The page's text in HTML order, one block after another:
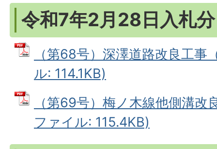
令和7年2月28日入札分
（第68号）深澤道路改良工
ル: 114.1KB)
（第69号）梅ノ木線他側溝改
ファイル: 115.4KB)